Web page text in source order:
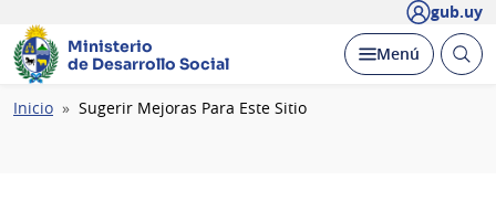
gub.uy
Ministerio
de Desarrollo Social
Desplegar
Menú Abrir
Ruta
Inicio Sugerir Mejoras Para Este Sitio